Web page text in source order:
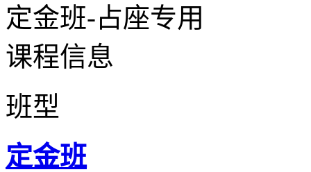
定金班-占座专用
课程信息
班型
定金班